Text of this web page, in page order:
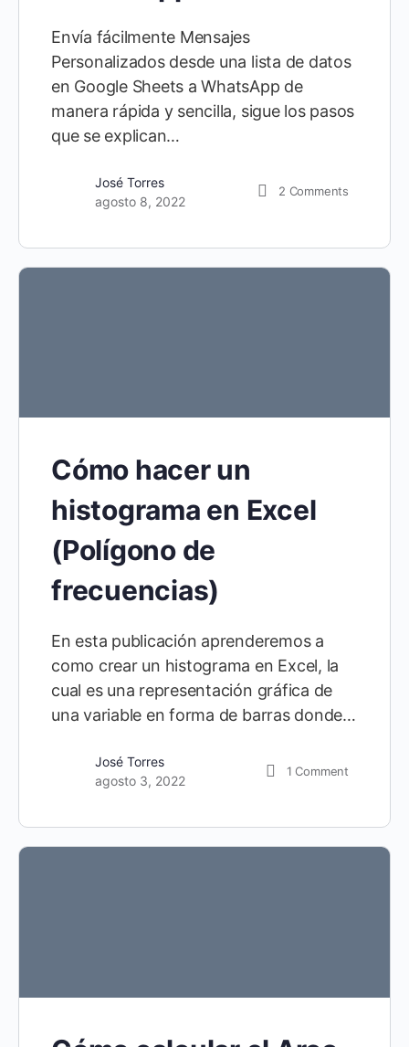
Envía fácilmente Mensajes
Personalizados desde una lista de datos
en Google Sheets a WhatsApp de
manera rápida y sencilla, sigue los pasos
que se explican…
José Torres
agosto 8, 2022
2 Comments
Cómo hacer un
histograma en Excel
(Polígono de
frecuencias)
En esta publicación aprenderemos a
como crear un histograma en Excel, la
cual es una representación gráfica de
una variable en forma de barras donde…
José Torres
agosto 3, 2022
1Comment